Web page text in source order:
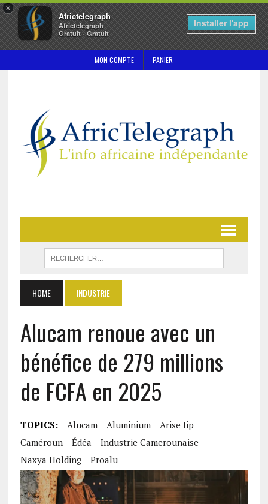
×
Africtelegraph
Africtelegraph
Gratuit - Gratuit
Installer l'app
MON COMPTE PANIER
HOME INDUSTRIE
Alucam renoue avec un
bénéfice de 279 millions
de FCFA en 2025
TOPICS: Alucam Aluminium
Arise Iip
Caméroun
Édéa
Industrie Camerounaise
Naxya Holding
Proalu